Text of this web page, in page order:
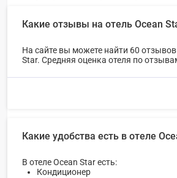
Какие отзывы на отель Ocean
На сайте вы можете найти 60 отзывов
Star. Средняя оценка отеля по
Какие удобства есть в отеле
В отеле Ocean Star есть:
Кондиционер